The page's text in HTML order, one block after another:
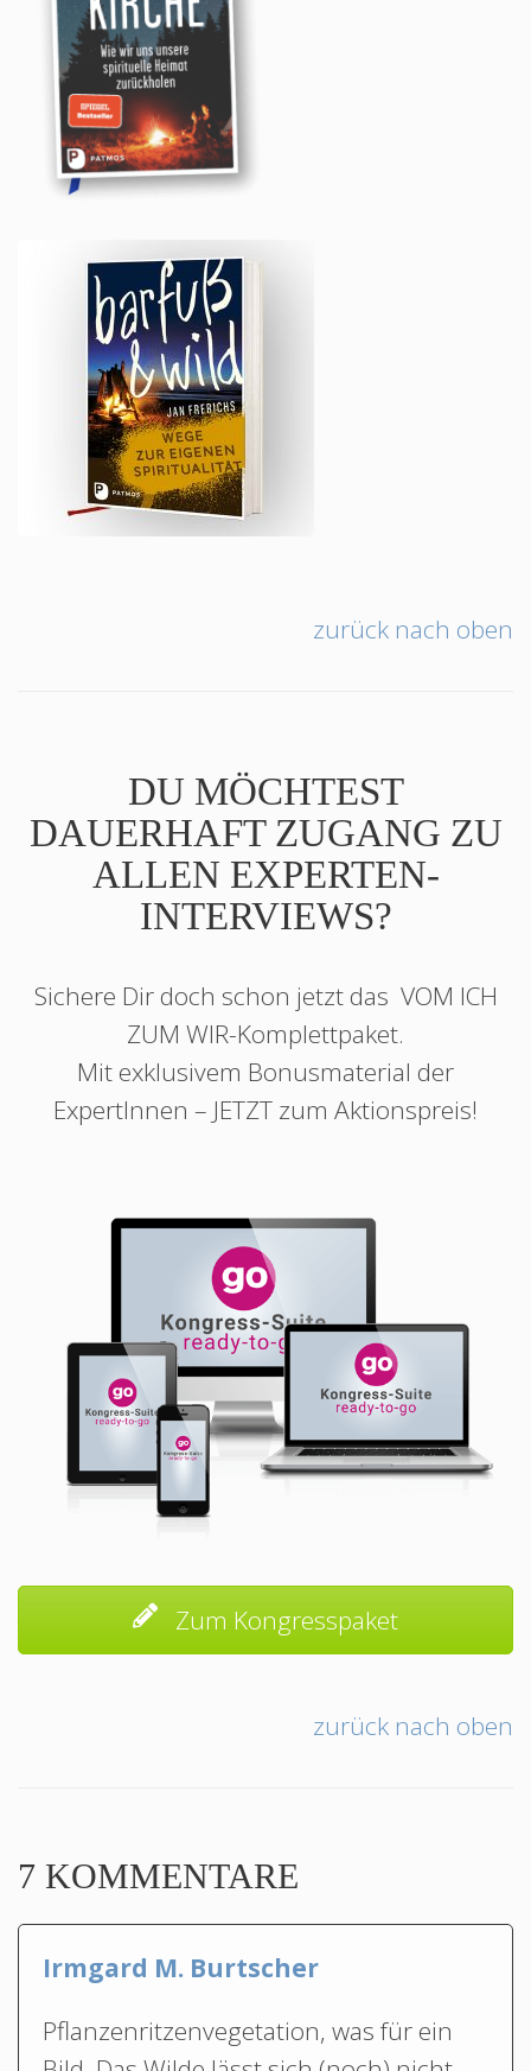
zurück nach oben
DU MÖCHTEST
DAUERHAFT ZUGANG ZU
ALLEN EXPERTEN-
INTERVIEWS?
Sichere Dir doch schon jetzt das VOM ICH
ZUM WIR-Komplettpaket.
Mit exklusivem Bonusmaterial der
ExpertInnen – JETZT zum Aktionspreis!
Zum Kongresspaket
zurück nach oben
7 KOMMENTARE
Irmgard M. Burtscher
Pflanzenritzenvegetation, was für ein